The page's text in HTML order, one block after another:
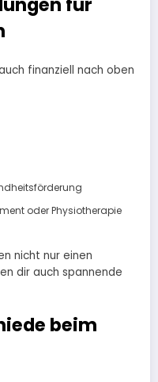
finanziell nach oben
oder Physiotherapie
nicht nur einen
dir auch spannende
beim